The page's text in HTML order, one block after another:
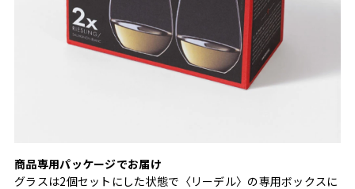
商品専用パッケージでお届け
グラスは2個セットにした状態で〈リーデル〉の専用ボックスに